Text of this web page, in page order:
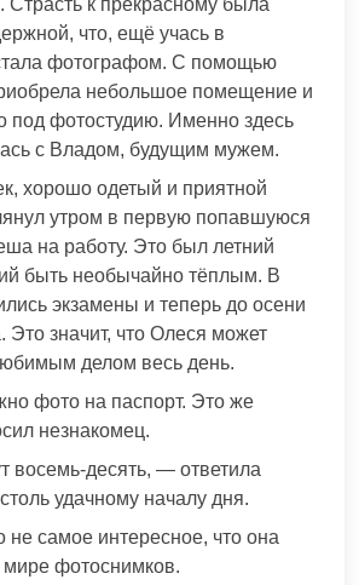
Страсть к прекрасному была
что, ещё учась в
фотографом. С помощью
небольшое помещение и
под фотостудию. Именно здесь
с Владом, будущим мужем.
хорошо одетый и приятной
утром в первую попавшуюся
на работу. Это был летний
быть необычайно тёплым. В
экзамены и теперь до осени
Это значит, что Олеся может
делом весь день.
фото на паспорт. Это же
незнакомец.
восемь-десять, — ответила
удачному началу дня.
не самое интересное, что она
мире фотоснимков.